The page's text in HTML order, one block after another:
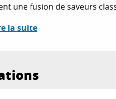
une fusion de saveurs
la suite